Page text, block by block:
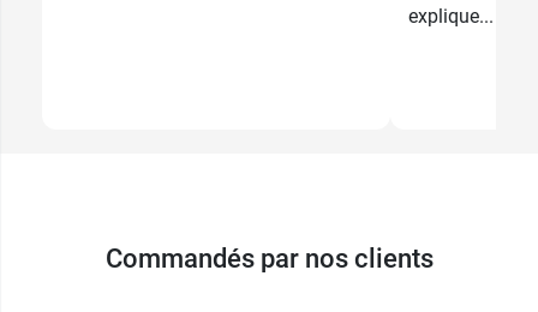
explique...
Commandés par nos clients